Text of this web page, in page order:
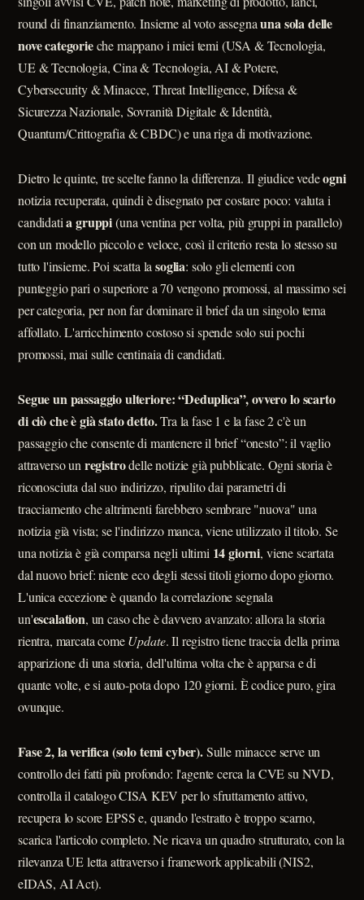
round di finanziamento. Insieme al voto assegnauna sola delle
nove categorieche mappano i miei temi (USA & Tecnologia,
UE & Tecnologia, Cina & Tecnologia, AI & Potere,
Cybersecurity & Minacce, Threat Intelligence, Difesa &
Sicurezza Nazionale, Sovranità Digitale & Identità,
Quantum/Crittografia & CBDC) e una riga di motivazione.
Dietro le quinte, tre scelte fanno la differenza. Il giudice vedeogni
notizia recuperata, quindi è disegnato per costare poco: valuta i
candidatia gruppi(una ventina per volta, più gruppi in parallelo)
con un modello piccolo e veloce, così il criterio resta lo stesso su
tutto l'insieme. Poi scatta lasoglia: solo gli elementi con
punteggio pari o superiore a 70 vengono promossi, al massimo sei
per categoria, per non far dominare il brief da un singolo tema
affollato. L'arricchimento costoso si spende solo sui pochi
promossi, mai sulle centinaia di candidati.
Segue un passaggio ulteriore: “Deduplica”, ovvero lo scarto
di ciò che è già stato detto.Tra la fase 1 e la fase 2 c'è un
passaggio che consente di mantenere il brief “onesto”: il vaglio
attraverso un registrodelle notizie già pubblicate. Ogni storia è
riconosciuta dal suo indirizzo, ripulito dai parametri di
tracciamento che altrimenti farebbero sembrare "nuova" una
notizia già vista; se l'indirizzo manca, viene utilizzato il titolo. Se
una notizia è già comparsa negli ultimi 14 giorni, viene scartata
dal nuovo brief: niente eco degli stessi titoli giorno dopo giorno.
L'unica eccezione è quando la correlazione segnala
un'escalation, un caso che è davvero avanzato: allora la storia
rientra, marcata comeUpdate. Il registro tiene traccia della prima
apparizione di una storia, dell'ultima volta che è apparsa e di
quante volte, e si auto-pota dopo 120 giorni. È codice puro, gira
ovunque.
Fase 2, la verifica (solo temi cyber).Sulle minacce serve un
controllo dei fatti più profondo: l'agente cerca la CVE su NVD,
controlla il catalogo CISA KEV per lo sfruttamento attivo,
recupera lo score EPSS e, quando l'estratto è troppo scarno,
scarica l'articolo completo. Ne ricava un quadro strutturato, con la
rilevanza UE letta attraverso i framework applicabili (NIS2,
eIDAS, AI Act).